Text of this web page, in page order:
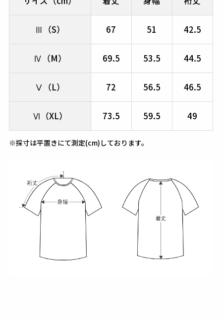
Ⅲ（S） 67 51 42.5
Ⅳ（M） 69.5 53.5 44.5
Ⅴ（L） 72 56.5 46.5
Ⅵ（XL） 73.5 59.5 49
※採寸は平置きにて測定(cm)しております。